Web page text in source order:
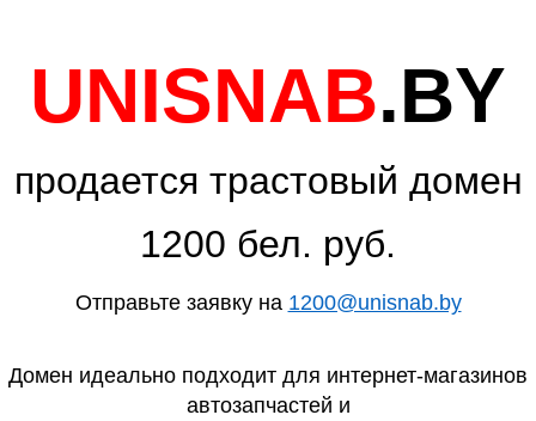
UNISNAB.BY
продается трастовый домен
1200 бел. руб.
Отправьте заявку на 1200@unisnab.by
Домен идеально подходит для интернет-магазинов
автозапчастей и